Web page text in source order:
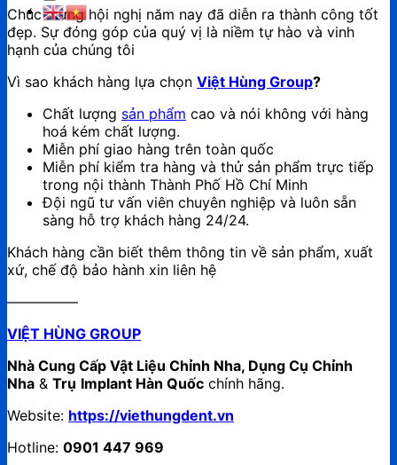
Chúc mừng hội nghị năm nay đã diễn ra thành công tốt
đẹp. Sự đóng góp của quý vị là niềm tự hào và vinh
hạnh của chúng tôi
Vì sao khách hàng lựa chọn Việt Hùng Group?
Chất lượng sản phẩm cao và nói không với hàng
hoá kém chất lượng.
Miễn phí giao hàng trên toàn quốc
Miễn phí kiểm tra hàng và thử sản phẩm trực tiếp
trong nội thành Thành Phố Hồ Chí Minh
Đội ngũ tư vấn viên chuyên nghiệp và luôn sẵn
sàng hỗ trợ khách hàng 24/24.
Khách hàng cần biết thêm thông tin về sản phẩm, xuất
xứ, chế độ bảo hành xin liên hệ
—————
VIỆT HÙNG GROUP
Nhà Cung Cấp Vật Liệu Chỉnh Nha, Dụng Cụ Chỉnh
Nha & Trụ Implant Hàn Quốc chính hãng.
Website: https://viethungdent.vn
Hotline: 0901 447 969